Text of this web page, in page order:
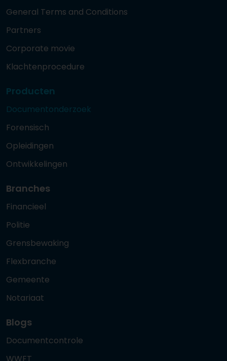
General Terms and Conditions
Partners
Corporate movie
Klachtenprocedure
Producten
Documentonderzoek
Forensisch
Opleidingen
Ontwikkelingen
Branches
Financieel
Politie
Grensbewaking
Flexbranche
Gemeente
Notariaat
Blogs
Documentcontrole